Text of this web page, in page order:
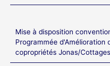
Mise à disposition
Programmée d'Amélioration
copropriétés Jonas/Cottages